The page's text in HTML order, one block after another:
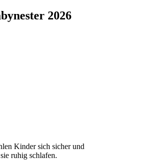
2026
Kinder sich sicher und
ruhig schlafen.